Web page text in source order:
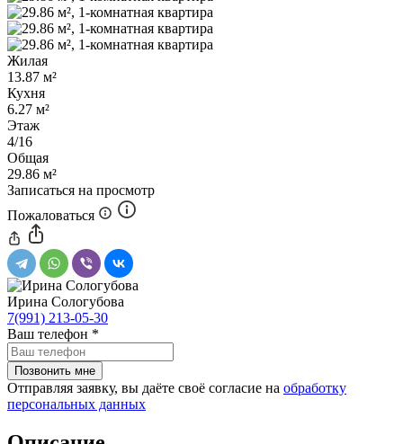
Жилая
13.87 м²
Кухня
6.27 м²
Этаж
4/16
Общая
29.86 м²
Записаться на просмотр
Пожаловаться
Ирина Сологубова
7(991) 213-05-30
Ваш телефон *
Отправляя заявку, вы даёте своё согласие на обработку
персональных данных